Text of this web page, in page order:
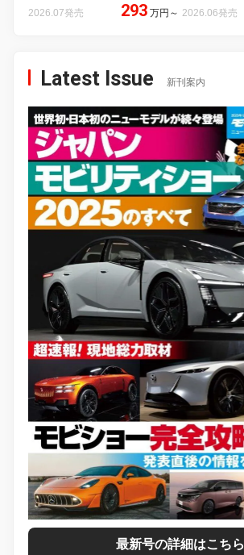
2026.07発売 293 万円 ～ 2026.06発売
Latest Issue 新刊案内
最新号の詳細はこちら